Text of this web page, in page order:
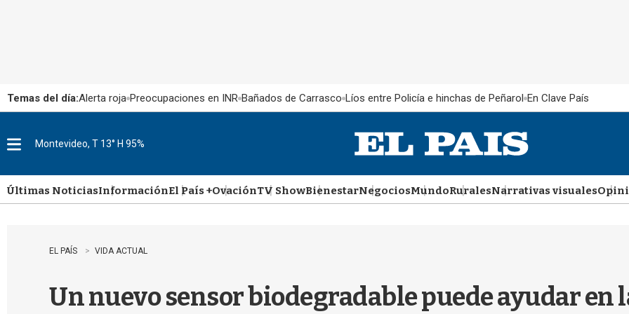
Temas del día:Alerta roja Preocupaciones en INR Bañados de Carrasco Líos entre Policía e hinchas de Peñarol En Clave País
u
Montevideo, T 13° H 95%
Últimas NoticiasInformaciónEl País +OvaciónTV ShowBienestarNegociosMundoRuralesNarrativas visuales
EL PAÍS VIDA ACTUAL
Un nuevo sensor biodegradable puede ayudar